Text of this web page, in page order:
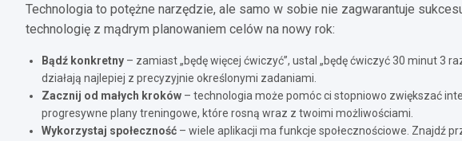
Technologia to potężne narzędzie, ale samo w sobie nie zagwarantuje
technologię z mądrym planowaniem celów na nowy rok:
Bądź konkretny – zamiast „będę więcej ćwiczyć”, ustal „będę ćwiczyć 30 minut 3
działają najlepiej z precyzyjnie określonymi zadaniami.
Zacznij od małych kroków – technologia może pomóc ci stopniowo zwiększać
progresywne plany treningowe, które rosną wraz z twoimi możliwościami.
Wykorzystaj społeczność – wiele aplikacji ma funkcje społecznościowe. Znajdź